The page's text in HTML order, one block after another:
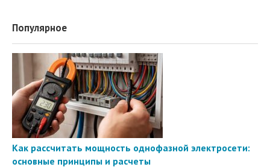
Популярное
Как рассчитать мощность однофазной электросети:
основные принципы и расчеты